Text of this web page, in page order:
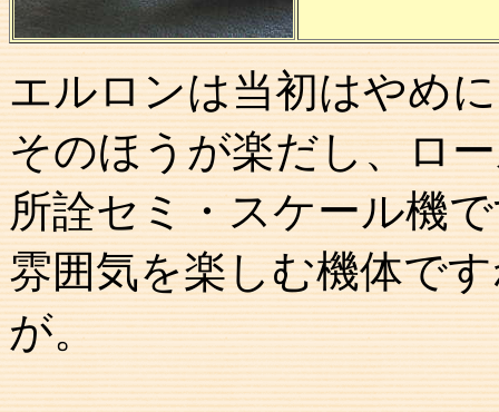
エルロンは当初はやめ
そのほうが楽だし、ロ
所詮セミ・スケール機
雰囲気を楽しむ機体で
が。